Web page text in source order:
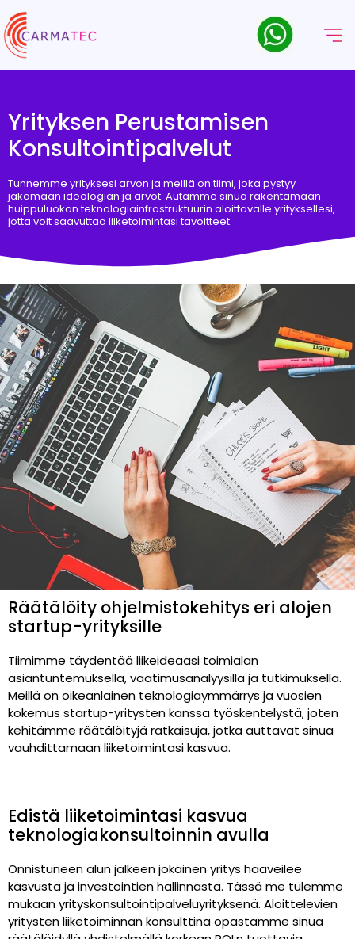
Yrityksen Perustamisen
Konsultointipalvelut
Tunnemme yrityksesi arvon ja meillä on tiimi, joka pystyy
jakamaan ideologian ja arvot. Autamme sinua rakentamaan
huippuluokan teknologiainfrastruktuurin aloittavalle yrityksellesi,
jotta voit saavuttaa liiketoimintasi tavoitteet.
Räätälöity ohjelmistokehitys eri alojen
startup-yrityksille
Tiimimme täydentää liikeideaasi toimialan
asiantuntemuksella, vaatimusanalyysillä ja tutkimuksella.
Meillä on oikeanlainen teknologiaymmärrys ja vuosien
kokemus startup-yritysten kanssa työskentelystä, joten
kehitämme räätälöityjä ratkaisuja, jotka auttavat sinua
vauhdittamaan liiketoimintasi kasvua.
Edistä liiketoimintasi kasvua
teknologiakonsultoinnin avulla
Onnistuneen alun jälkeen jokainen yritys haaveilee
kasvusta ja investointien hallinnasta. Tässä me tulemme
mukaan yrityskonsultointipalveluyrityksenä. Aloittelevien
yritysten liiketoiminnan konsulttina opastamme sinua